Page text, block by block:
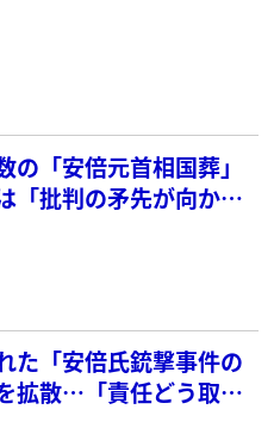
「安倍元首相国葬」
「批判の矛先が向か
「安倍氏銃撃事件の
拡散…「責任どう取